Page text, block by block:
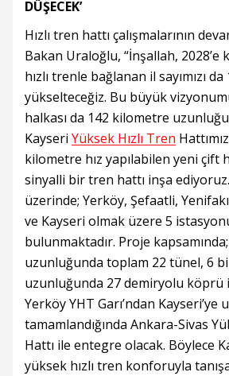
DÜŞECEK’
Hızlı tren hattı çalışmalarının
Bakan Uraloğlu, “İnşallah, 2028’e
hızlı trenle bağlanan il sayımızı da
yükselteceğiz. Bu büyük
halkası da 142 kilometre
Kayseri Yüksek Hızlı Tren
kilometre hız yapılabilen yeni çift
sinyalli bir tren hattı inşa ediyoruz.
üzerinde; Yerköy, Şefaatli,
ve Kayseri olmak üzere 5
bulunmaktadır. Proje
uzunluğunda toplam 22 tünel, 6
uzunluğunda 27 demiryolu köprü
Yerköy YHT Garı’ndan Kayseri’ye
tamamlandığında Ankara-Sivas
Hattı ile entegre olacak. Böylece
yüksek hızlı tren konforuyla